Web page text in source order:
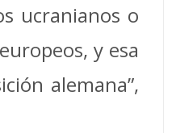
ucranianos o
y esa
alemana”,